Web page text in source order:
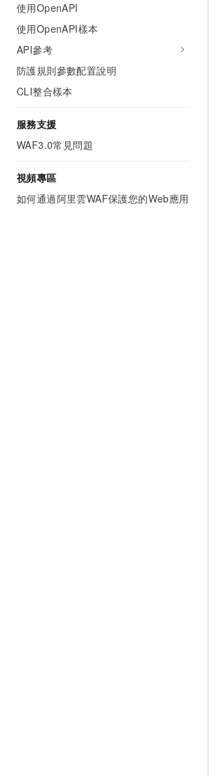
使用OpenAPI
使用OpenAPI樣本
API參考
防護規則參數配置說明
CLI整合樣本
服務支援
WAF3.0常見問題
視頻專區
如何通過阿里雲WAF保護您的Web應用